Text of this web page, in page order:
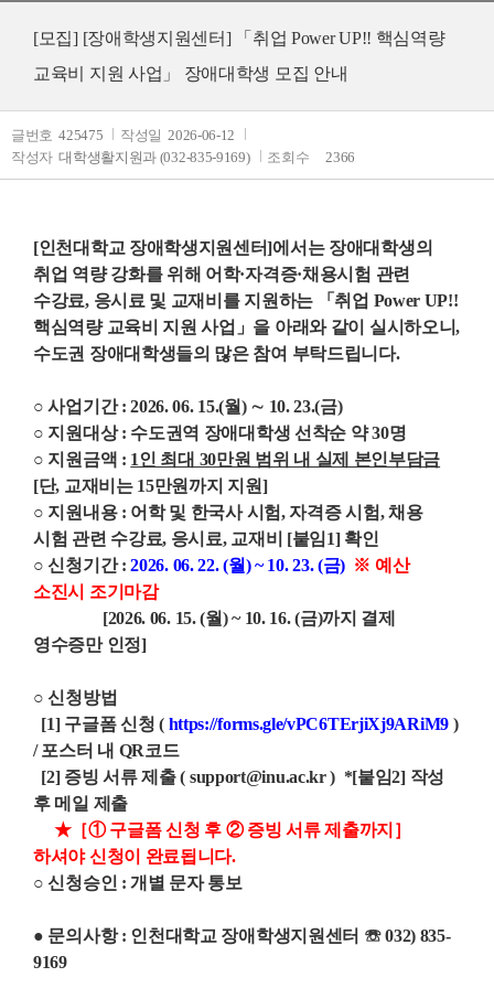
[모집] [장애학생지원센터] 「취업 Power UP!! 핵심역량
교육비 지원 사업」 장애대학생 모집 안내
글번호 425475 작성일 2026-06-12
작성자 대학생활지원과 (032-835-9169) 조회수 2366
[인천대학교 장애학생지원센터]에서는 장애대학생의
취업 역량 강화를 위해 어학·자격증·채용시험 관련
수강료, 응시료 및 교재비를 지원하는 「취업 Power UP!!
핵심역량 교육비 지원 사업」을 아래와 같이 실시하오니,
수도권 장애대학생들의 많은 참여 부탁드립니다.
○ 사업기간 : 2026. 06. 15.(월) ∼ 10. 23.(금)
○ 지원대상 : 수도권역 장애대학생 선착순 약 30명
○ 지원금액 : 1인 최대 30만원 범위 내 실제 본인부담금
[단, 교재비는 15만원까지 지원]
○ 지원내용 : 어학 및 한국사 시험, 자격증 시험, 채용
시험 관련 수강료, 응시료, 교재비 [붙임1] 확인
○ 신청기간 :2026. 06. 22. (월) ~ 10. 23. (금) ※ 예산
소진시 조기마감
[2026. 06. 15. (월) ~ 10. 16. (금)까지 결제
영수증만 인정]
○ 신청방법
[1] 구글폼 신청 ( https://forms.gle/vPC6TErjiXj9ARiM9 )
/ 포스터 내 QR코드
[2] 증빙 서류 제출 ( support@inu.ac.kr ) *[붙임2] 작성
후 메일 제출
★［① 구글폼 신청 후 ② 증빙 서류 제출까지］
하셔야 신청이 완료됩니다.
○ 신청승인 : 개별 문자 통보
● 문의사항 : 인천대학교 장애학생지원센터 ☏ 032) 835-
9169